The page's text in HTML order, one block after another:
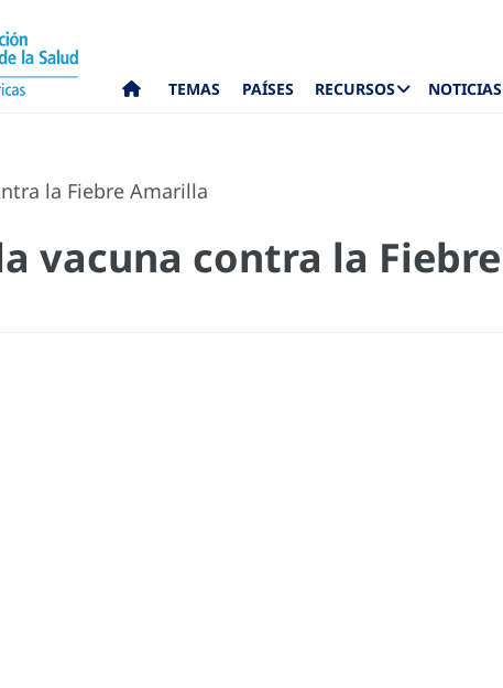
TEMAS PAÍSES RECURSOS NOTICIAS
la Fiebre Amarilla
vacuna contra la Fiebre